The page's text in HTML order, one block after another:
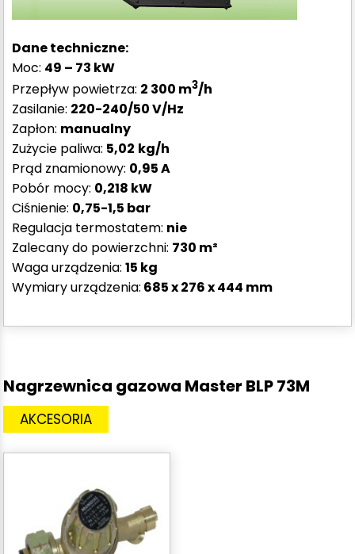
Dane techniczne:
Moc: 49 – 73 kW
Przepływ powietrza: 2 300 m3/h
Zasilanie: 220-240/50V/Hz
Zapłon: manualny
Zużycie paliwa: 5,02 kg/h
Prąd znamionowy: 0,95 A
Pobór mocy: 0,218 kW
Ciśnienie: 0,75-1,5 bar
Regulacja termostatem: nie
Zalecany do powierzchni: 730 m²
Waga urządzenia:15 kg
Wymiary urządzenia: 685 x 276 x 444 mm
Nagrzewnica gazowa Master BLP 73M
AKCESORIA